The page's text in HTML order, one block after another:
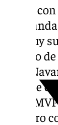
Debut
de
fue muy
partido
Ibon
aunque
fue el
Barreiro